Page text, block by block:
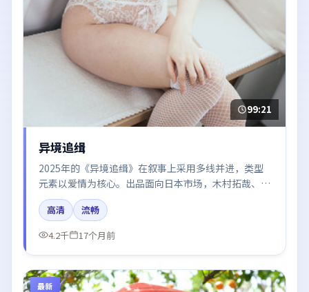
99:21
异境追缉
2025年的《异境追缉》在叙事上采用多线并进，类型
元素以爱情为核心。出品面向日本市场，木村拓哉、王
凯、沈腾、段奕宏所饰角色推动关键反转，结尾留白引
发讨论。
高清
流畅
4.2千
17个月前
最新